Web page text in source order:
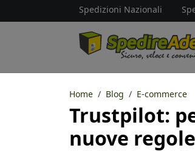
Spedizioni Nazionali
Home Blog E-commerce
Trustpilot:
nuove